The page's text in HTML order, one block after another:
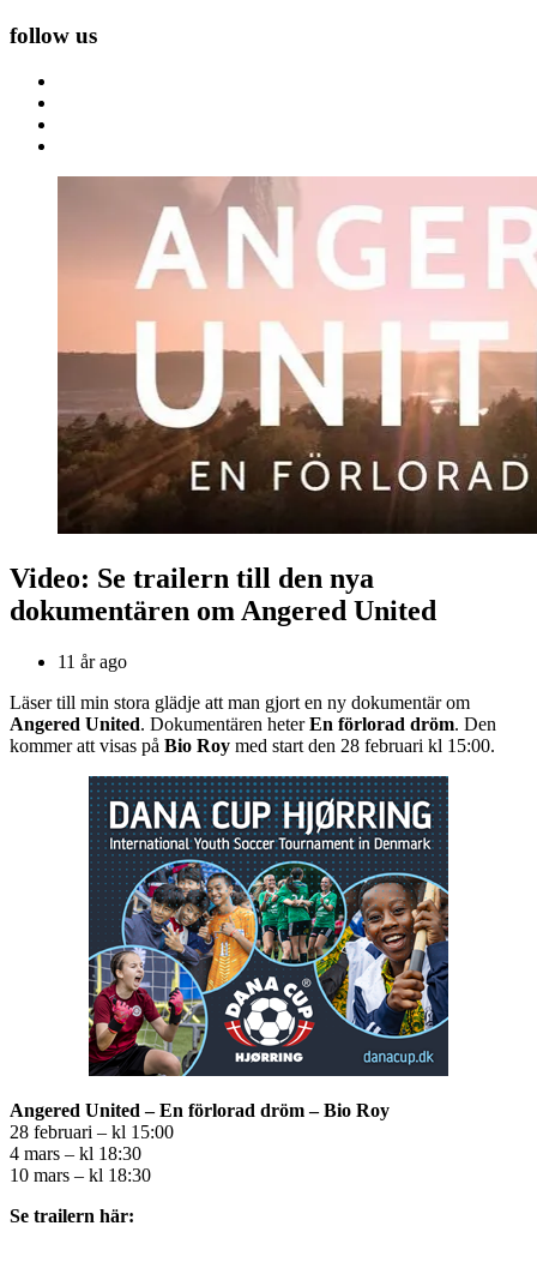
follow us
Video: Se trailern till den nya
dokumentären om Angered United
11 år ago
Läser till min stora glädje att man gjort en ny dokumentär om
Angered United. Dokumentären heterEn förlorad dröm. Den
kommer att visas på Bio Roy med start den 28 februari kl 15:00.
Angered United – En förlorad dröm – Bio Roy
28 februari – kl 15:00
4 mars – kl 18:30
10 mars – kl 18:30
Se trailern här: